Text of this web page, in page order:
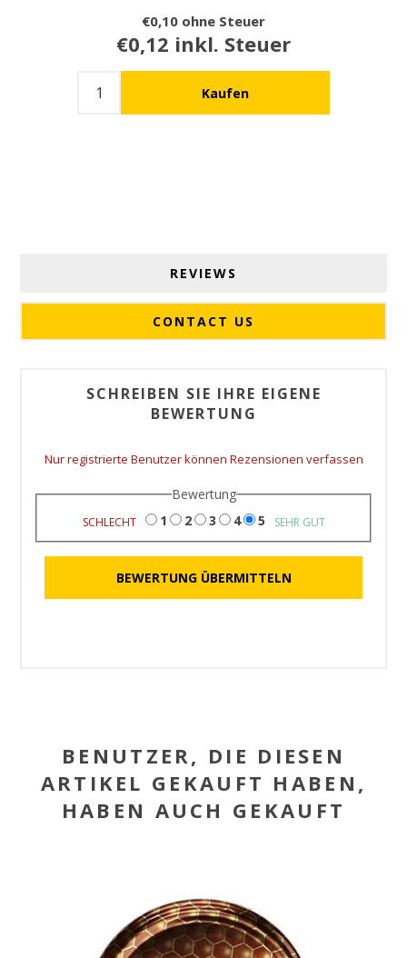
€0,10 ohne Steuer
€0,12 inkl. Steuer
REVIEWS
CONTACT US
SCHREIBEN SIE IHRE EIGENE
BEWERTUNG
Nur registrierte Benutzer können Rezensionen verfassen
Bewertung
SCHLECHT 1 2 3 4 5 SEHR GUT
BENUTZER, DIE DIESEN
ARTIKEL GEKAUFT HABEN,
HABEN AUCH GEKAUFT